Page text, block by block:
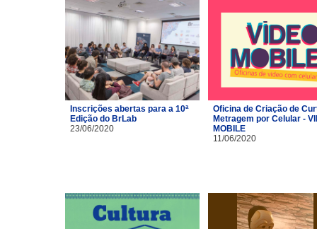
Inscrições abertas para a 10ª
Edição do BrLab
23/06/2020
Oficina de Criação de
Metragem por Celular -
MOBILE
11/06/2020